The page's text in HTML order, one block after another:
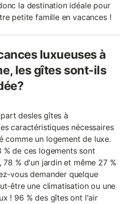
la destination idéale pour
petite famille en vacances !
luxueuses à
les gîtes sont-ils
desles gîtes à
caractéristiques nécessaires
comme un logement de luxe.
de ces logements sont
78 % d'un jardin et même 27 %
vous demander quelque
être une climatisation ou une
! 96 % des gîtes ont l'air